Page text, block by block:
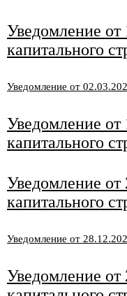
Уведомление от
капитального
Уведомление от 02.03
Уведомление от
капитального
Уведомление от
капитального
Уведомление от 28.12
Уведомление от